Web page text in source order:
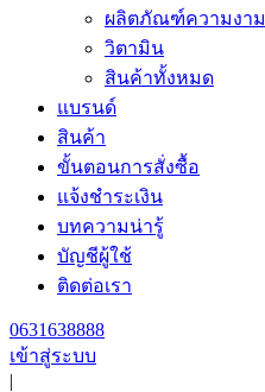
ผลิตภัณฑ์ความงาม
วิตามิน
สินค้าทั้งหมด
แบรนด์
สินค้า
ขั้นตอนการสั่งซื้อ
แจ้งชำระเงิน
บทความน่ารู้
บัญชีผู้ใช้
ติดต่อเรา
0631638888
เข้าสู่ระบบ
|